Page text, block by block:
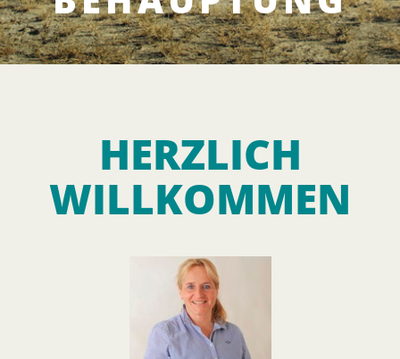
HERZLICH
WILLKOMMEN